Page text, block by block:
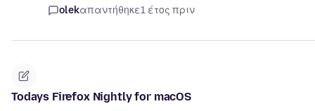
olekαπαντήθηκε1 έτος πριν
Todays Firefox Nightly for macOS